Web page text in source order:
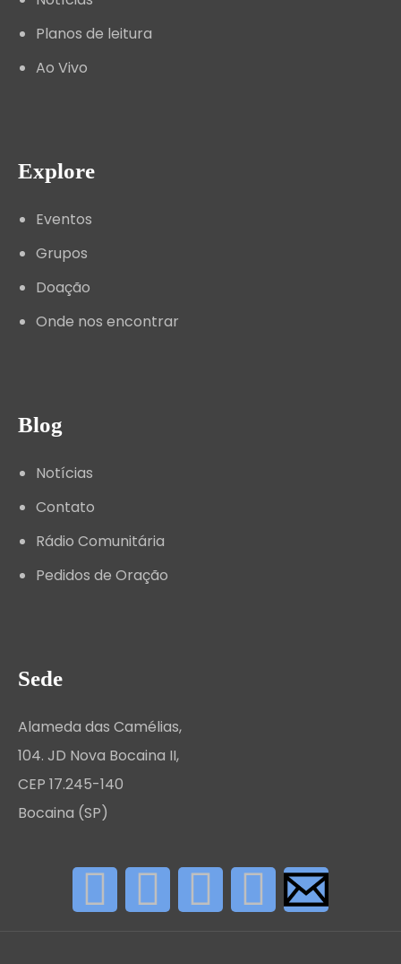
Planos de leitura
Ao Vivo
Explore
Eventos
Grupos
Doação
Onde nos encontrar
Blog
Notícias
Contato
Rádio Comunitária
Pedidos de Oração
Sede
Alameda das Camélias,
104. JD Nova Bocaina II,
CEP 17.245-140
Bocaina (SP)